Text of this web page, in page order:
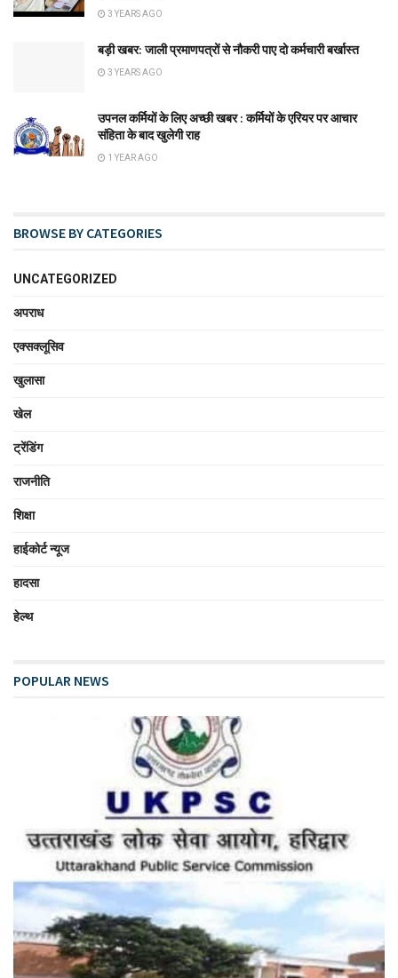
3 YEARS AGO
बड़ी खबर: जाली प्रमाणपत्रों से नौकरी पाए दो कर्मचारी बर्खास्त
3 YEARS AGO
उपनल कर्मियों के लिए अच्छी खबर : कर्मियों के एरियर पर आचार
संहिता के बाद खुलेगी राह
1 YEAR AGO
BROWSE BY CATEGORIES
UNCATEGORIZED
अपराध
एक्सक्लूसिव
खुलासा
खेल
ट्रेंडिंग
राजनीति
शिक्षा
हाईकोर्ट न्यूज
हादसा
हेल्थ
POPULAR NEWS